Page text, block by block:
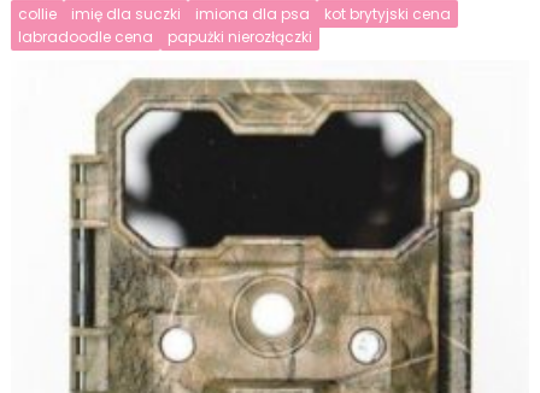
collie imię dla suczki imiona dla psa
kot brytyjski cena
labradoodle cena
papużki nierozłączki